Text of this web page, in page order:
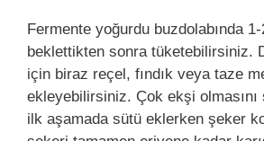
Fermente yoğurdu buzdolabında
beklettikten sonra tüketebilirsiniz.
için biraz reçel, fındık veya taze
ekleyebilirsiniz. Çok ekşi olmasını
ilk aşamada sütü eklerken şeker